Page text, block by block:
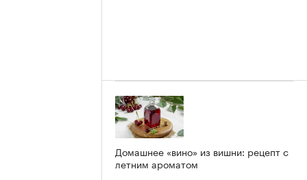
Домашнее «вино» из вишни: рецепт с
летним ароматом